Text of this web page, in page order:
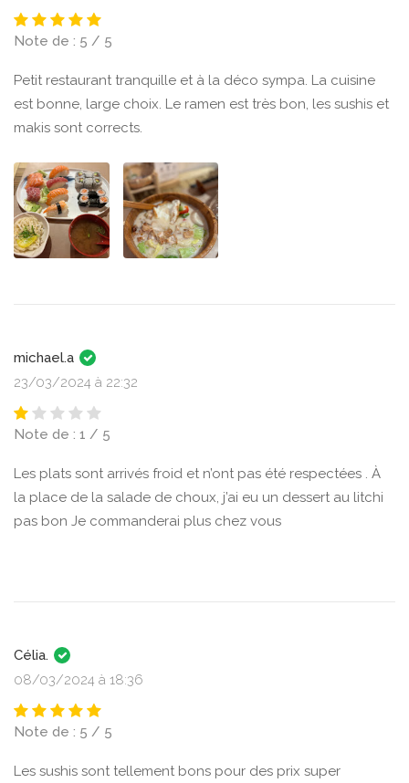
Note de : 5 / 5
Petit restaurant tranquille et à la déco sympa. La cuisine
est bonne, large choix. Le ramen est très bon, les sushis et
makis sont corrects.
michael.a
23/03/2024 à 22:32
Note de : 1 / 5
Les plats sont arrivés froid et n’ont pas été respectées . À
la place de la salade de choux, j’ai eu un dessert au litchi
pas bon Je commanderai plus chez vous
Célia.
08/03/2024 à 18:36
Note de : 5 / 5
Les sushis sont tellement bons pour des prix super